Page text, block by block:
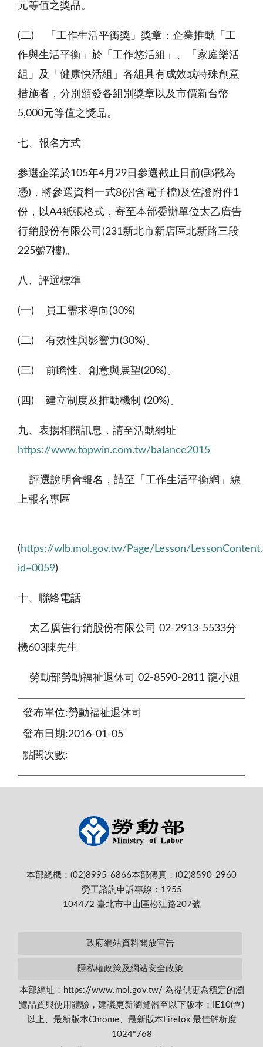
元等值之獎品。
(二) 「工作生活平衡獎」獎章：企業推動「工
作與生活平衡」於「工作悠活組」、「家庭樂活
組」及「健康快活組」各組具有成效或特殊創意
措施者，分別頒發各組別獎章以及市價新台幣
5,000元等值之獎品。
七、報名方式
參選企業於105年4月 29 日參選截止日前(郵戳為
憑) ，將參選資料一式8份(含電子檔)及佐證附件1
份，以A4紙張格式，寄至本部委辦單位太乙廣告
行銷股份有限公司(231新北市新店區北新路三段
225號7樓)。
八、評選標準
(一) 員工需求導向(30%)
(二) 有效性與影響力(30%)。
(三) 前瞻性、創意與展望(20%)。
(四) 建立制度及推動機制 (20%)。
九、表揚相關訊息，請至活動網址
https://www.topwin.com.tw/balance2015
評選說明會報名，請至「工作生活平衡網」線
上報名專區
( https://wlb.mol.gov.tw/Page/Lesson/
id=0059)
十、聯絡電話
太乙廣告行銷股份有限公司 02-2913-5533分
機603陳先生
勞動部勞動福祉退休司 02-8590-2811 龍小姐
發布單位:勞動福祉退休司
發布日期:2016-01-05
點閱次數:
本部總機：(02)8995-6866本部傳真：(02)8590-2960
勞工諮詢申訴專線：1955
104472 臺北市中山區松江路207號
政府網站資料開放宣告
隱私權政策及網站安全政策
本部網址：https://www.mol.gov.tw/ 為提供更為穩定的瀏
覽品質與使用體驗，建議更新瀏覽器至以下版本：IE10(含)
以上、最新版本Chrome、最新版本Firefox 最佳解析度
1024*768